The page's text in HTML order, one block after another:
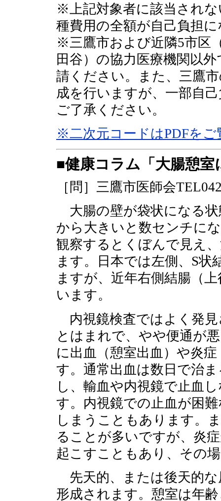
※上記対象者に該当され
種費用の全額が自己負担
※三鷹市および近隣5市区
田谷）の協力医療機関以
請ください。また、三鷹
成を行いますが、一部自
ご了承ください。
※二次元コードはPDFをご
■健康コラム「大腸憩室
［問］三鷹市医師会
大腸の壁が袋状になる
から大きいと数センチに
観察するとくぼんで見え
ます。日本では左側、S
ますが、近年右側結腸（
います。
内視鏡検査ではよく発
とはまれで、やや便通が
に出血（憩室出血）や炎
す。通常出血は数日で治
し、輸血や内視鏡で止血
す。内視鏡での止血が困
しまうこともあります。
ることが多いですが、炎
起こすこともあり、その
先天的、または後天的
形成されます。憩室は年